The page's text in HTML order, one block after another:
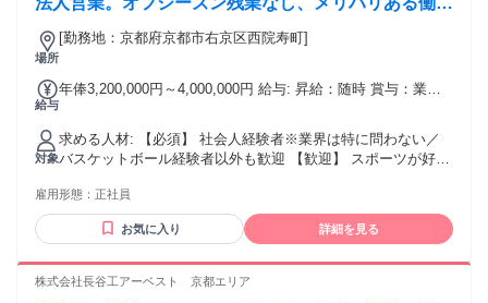
方ができる！
場所
[勤務地：京都府京都市右京区西院寿町]
給与
年俸3,200,000円～4,000,000円 給与: 昇給：随時 賞与：業績
対象
求める人材: 【必須】 社会人経験者※業界は特に問わない／
バスケットボール経験者以外も歓迎 【歓迎】 スポーツが好き
ナリーズが好きな方
雇用形態： 正社員
お気に入り 詳細を見る
株式会社長谷工アーベスト 京都エリア